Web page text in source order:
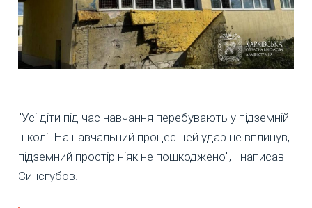
"Усі діти під час навчання перебувають у підземній
школі. На навчальний процес цей удар не вплинув,
підземний простір ніяк не пошкоджено", - написав
Синєгубов.